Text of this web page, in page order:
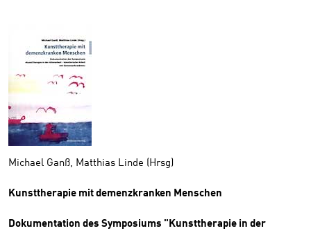
Michael Ganß, Matthias Linde (Hrsg)
Kunsttherapie mit demenzkranken Menschen
Dokumentation des Symposiums "Kunsttherapie in der